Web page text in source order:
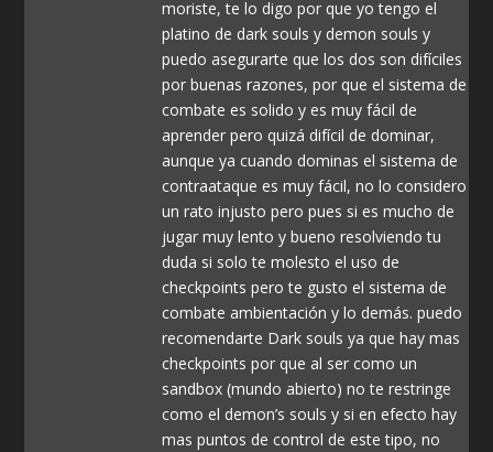
moriste, te lo digo por que yo tengo el
platino de dark souls y demon souls y
puedo asegurarte que los dos son difíciles
por buenas razones, por que el sistema de
combate es solido y es muy fácil de
aprender pero quizá difícil de dominar,
aunque ya cuando dominas el sistema de
contraataque es muy fácil, no lo considero
un rato injusto pero pues si es mucho de
jugar muy lento y bueno resolviendo tu
duda si solo te molesto el uso de
checkpoints pero te gusto el sistema de
combate ambientación y lo demás. puedo
recomendarte Dark souls ya que hay mas
checkpoints por que al ser como un
sandbox (mundo abierto) no te restringe
como el demon’s souls y si en efecto hay
mas puntos de control de este tipo, no